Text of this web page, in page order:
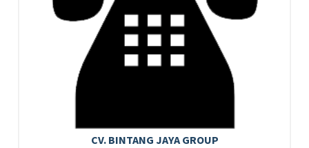
CV. BINTANG JAYA GROUP